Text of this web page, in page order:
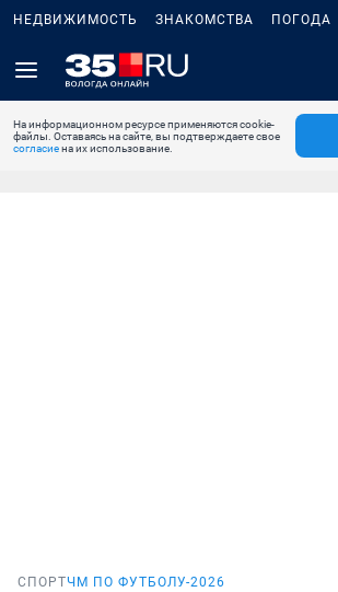
НЕДВИЖИМОСТЬ ЗНАКОМСТВА ПОГОДА
На информационном ресурсе применяются cookie-
файлы. Оставаясь на сайте, вы подтверждаете свое
согласиена их использование.
СПОРТЧМ ПО ФУТБОЛУ-2026